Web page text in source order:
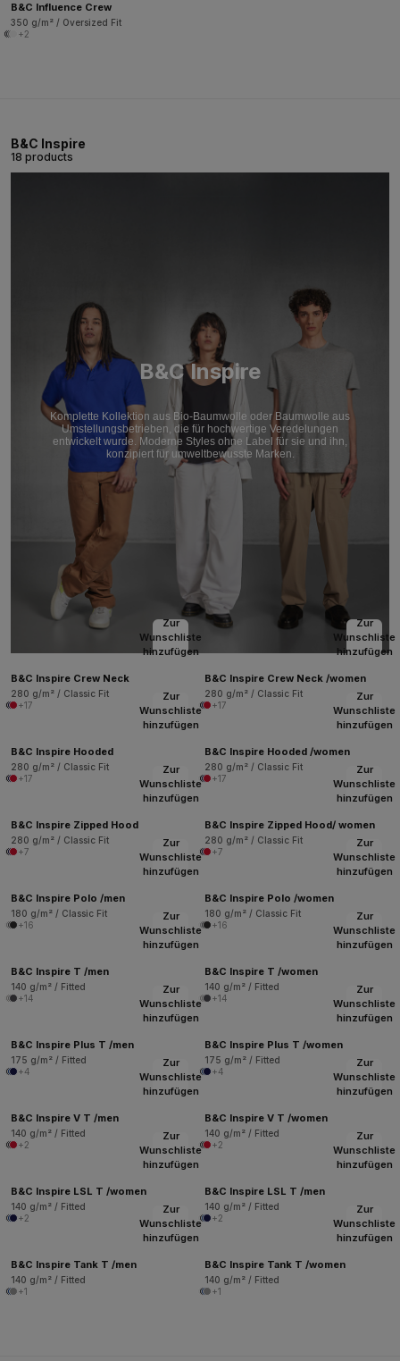
B&C Influence Crew
350 g/m² / Oversized Fit
+2
B&C Inspire
18 products
B&C Inspire
Komplette Kollektion aus Bio-Baumwolle oder Baumwolle aus
Umstellungsbetrieben, die für hochwertige Veredelungen
entwickelt wurde. Moderne Styles ohne Label für sie und ihn,
konzipiert für umweltbewusste Marken.
Zur
Wunschliste
hinzufügen
B&C Inspire Crew Neck
280 g/m² / Classic Fit
+17
Zur
Wunschliste
hinzufügen
B&C Inspire Crew Neck /women
280 g/m² / Classic Fit
+17
Zur
Wunschliste
hinzufügen
B&C Inspire Hooded
280 g/m² / Classic Fit
+17
Zur
Wunschliste
hinzufügen
B&C Inspire Hooded /women
280 g/m² / Classic Fit
+17
Zur
Wunschliste
hinzufügen
B&C Inspire Zipped Hood
280 g/m² / Classic Fit
+7
Zur
Wunschliste
hinzufügen
B&C Inspire Zipped Hood/ women
280 g/m² / Classic Fit
+7
Zur
Wunschliste
hinzufügen
B&C Inspire Polo /men
180 g/m² / Classic Fit
+16
Zur
Wunschliste
hinzufügen
B&C Inspire Polo /women
180 g/m² / Classic Fit
+16
Zur
Wunschliste
hinzufügen
B&C Inspire T /men
140 g/m² / Fitted
+14
Zur
Wunschliste
hinzufügen
B&C Inspire T /women
140 g/m² / Fitted
+14
Zur
Wunschliste
hinzufügen
B&C Inspire Plus T /men
175 g/m² / Fitted
+4
Zur
Wunschliste
hinzufügen
B&C Inspire Plus T /women
175 g/m² / Fitted
+4
Zur
Wunschliste
hinzufügen
B&C Inspire V T /men
140 g/m² / Fitted
+2
Zur
Wunschliste
hinzufügen
B&C Inspire V T /women
140 g/m² / Fitted
+2
Zur
Wunschliste
hinzufügen
B&C Inspire LSL T /women
140 g/m² / Fitted
+2
Zur
Wunschliste
hinzufügen
B&C Inspire LSL T /men
140 g/m² / Fitted
+2
Zur
Wunschliste
hinzufügen
B&C Inspire Tank T /men
140 g/m² / Fitted
+1
Zur
Wunschliste
hinzufügen
B&C Inspire Tank T /women
140 g/m² / Fitted
+1